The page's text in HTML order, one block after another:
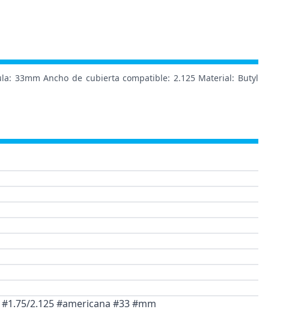
33mm Ancho de cubierta compatible: 2.125 Material: Butyl
2.125 #americana #33 #mm